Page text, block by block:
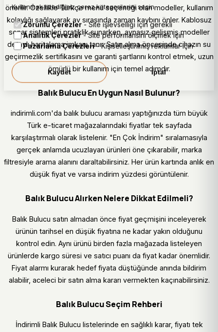
önerilir. Özellikle Türkçe menü seçeneği olan modeller, kullanım
kolaylığı sağlayarak av sırasında zaman kaybını önler. Kablosuz
sonar sistemleri pratiklik sunarken, aynasız gelişmiş modeller
detaylı haritalama imkanı tanır. Satın alma öncesinde cihazın su
geçirmezlik sertifikasını ve garanti şartlarını kontrol etmek, uzun
ömürlü bir kullanım için temel adımdır.
Balık Bulucu En Uygun Nasıl Bulunur?
indirimli.com'da balık bulucu araması yaptığınızda tüm büyük
Türk e-ticaret mağazalarındaki fiyatlar tek sayfada
karşılaştırmalı olarak listelenir. "En Çok İndirim" sıralamasıyla
gerçek anlamda ucuzlayan ürünleri öne çıkarabilir, marka
filtresiyle arama alanını daraltabilirsiniz. Her ürün kartında anlık en
düşük fiyat ve varsa indirim yüzdesi görüntülenir.
Balık Bulucu Alırken Nelere Dikkat Edilmeli?
Balık Bulucu satın almadan önce fiyat geçmişini inceleyerek
ürünün tarihsel en düşük fiyatına ne kadar yakın olduğunu
kontrol edin. Aynı ürünü birden fazla mağazada listeleyen
ürünlerde kargo süresi ve satıcı puanı da fiyat kadar önemlidir.
Fiyat alarmı kurarak hedef fiyata düştüğünde anında bildirim
alabilir, aceleci bir satın alma kararı vermekten kaçınabilirsiniz.
Balık Bulucu Seçim Rehberi
İndirimli Balık Bulucu listelerinde en sağlıklı karar, fiyatı tek
Kullanmak istediğiniz çerez kategorilerini seçin.
Zorunlu Çerezler- Site işlevselliği için gerekli
Analitik Çerezler- Site performansını ölçmek için
Pazarlama Çerezleri- Kişiselleştirilmiş reklamlar için
Kaydet İptal